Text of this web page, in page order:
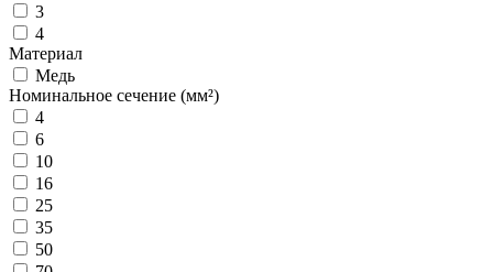
3
4
Материал
Медь
Номинальное сечение (мм²)
4
6
10
16
25
35
50